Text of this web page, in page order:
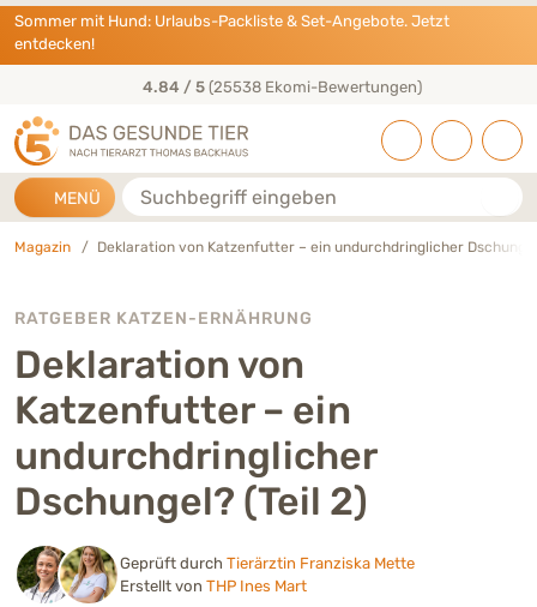
Direkt zu:
INHALT
HAUPTMENÜ
FOOTER
Sommer mit Hund: Urlaubs-Packliste & Set-Angebote. Jetzt
entdecken!
4.84 / 5(25538 Ekomi-Bewertungen)
MENÜ Suche
Magazin Deklaration von Katzenfutter – ein undurchdringlicher
RATGEBER KATZEN-ERNÄHRUNG
Deklaration von
Katzenfutter – ein
undurchdringlicher
Dschungel? (Teil 2)
Geprüft durch Tierärztin Franziska Mette
Erstellt von THP Ines Mart